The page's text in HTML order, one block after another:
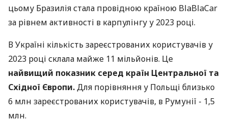
цьому Бразилія стала провідною країною BlaBlaCar
за рівнем активності в карпулінгу у 2023 році.
В Україні кількість зареєстрованих користувачів у
2023 році склала майже 11 мільйонів. Це
найвищий показник серед країн Центральної та
Східної Європи.Для порівняння у Польщі близько
6 млн зареєстрованих користувачів, в Румунії - 1,5
млн.